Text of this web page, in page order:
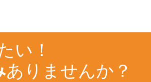
い！
ありませんか？